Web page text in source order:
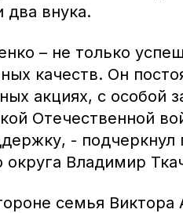
два внука.
– не только
качеств. Он
акциях, с особой
Отечественной
- подчеркнул
округа Владимир
семья Виктора